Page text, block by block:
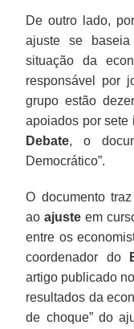
De outro lado,
ajuste se
situação da
responsável por
grupo estão
apoiados por sete
Debate, o
Democrático”.
O documento
aoajuste em
entre os
coordenador do
artigo publicado no
resultados da
de choque” do